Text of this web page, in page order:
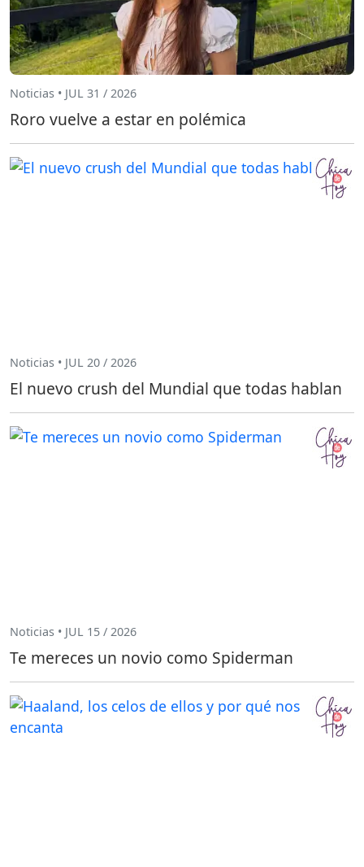
Noticias • JUL 31 / 2026
Roro vuelve a estar en polémica
Noticias • JUL 20 / 2026
El nuevo crush del Mundial que todas hablan
Noticias • JUL 15 / 2026
Te mereces un novio como Spiderman